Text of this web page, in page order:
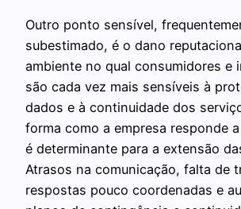
Outro ponto sensível,
subestimado, é o dano
ambiente no qual consumidores e
são cada vez mais sensíveis à
dados e à continuidade dos
forma como a empresa responde
é determinante para a extensão
Atrasos na comunicação, falta de
respostas pouco coordenadas e